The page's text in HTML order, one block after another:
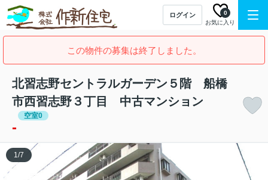
ログイン
お気に入り
0
この物件の募集は終了しました。
北習志野セントラルガーデン５階 船橋
市西習志野３丁目 中古マンション
空室0
-
1/7